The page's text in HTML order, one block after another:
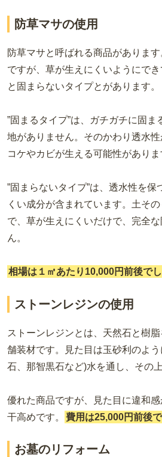
防草マサの使用
防草マサと呼ばれる商品がありま
ですが、草が生えにくいようにで
と固まらないタイプとがあります。
”固まるタイプ”は、ガチガチに固ま
地がありません。そのかわり透水
コケやカビが生える可能性がありま
”固まらないタイプ”は、透水性を保
くい成分が含まれています。土そ
で、草が生えにくいだけで、完全
ん。
相場は１㎡あたり10,000円前後でし
ストーンレジンの使用
ストーンレジンとは、天然石と樹
舗装材です。見た目は玉砂利のよ
石、那智黒石など)水を通し、その
優れた商品ですが、見た目に違和
干高めです。
費用は25,000円前後で
お墓のリフォーム